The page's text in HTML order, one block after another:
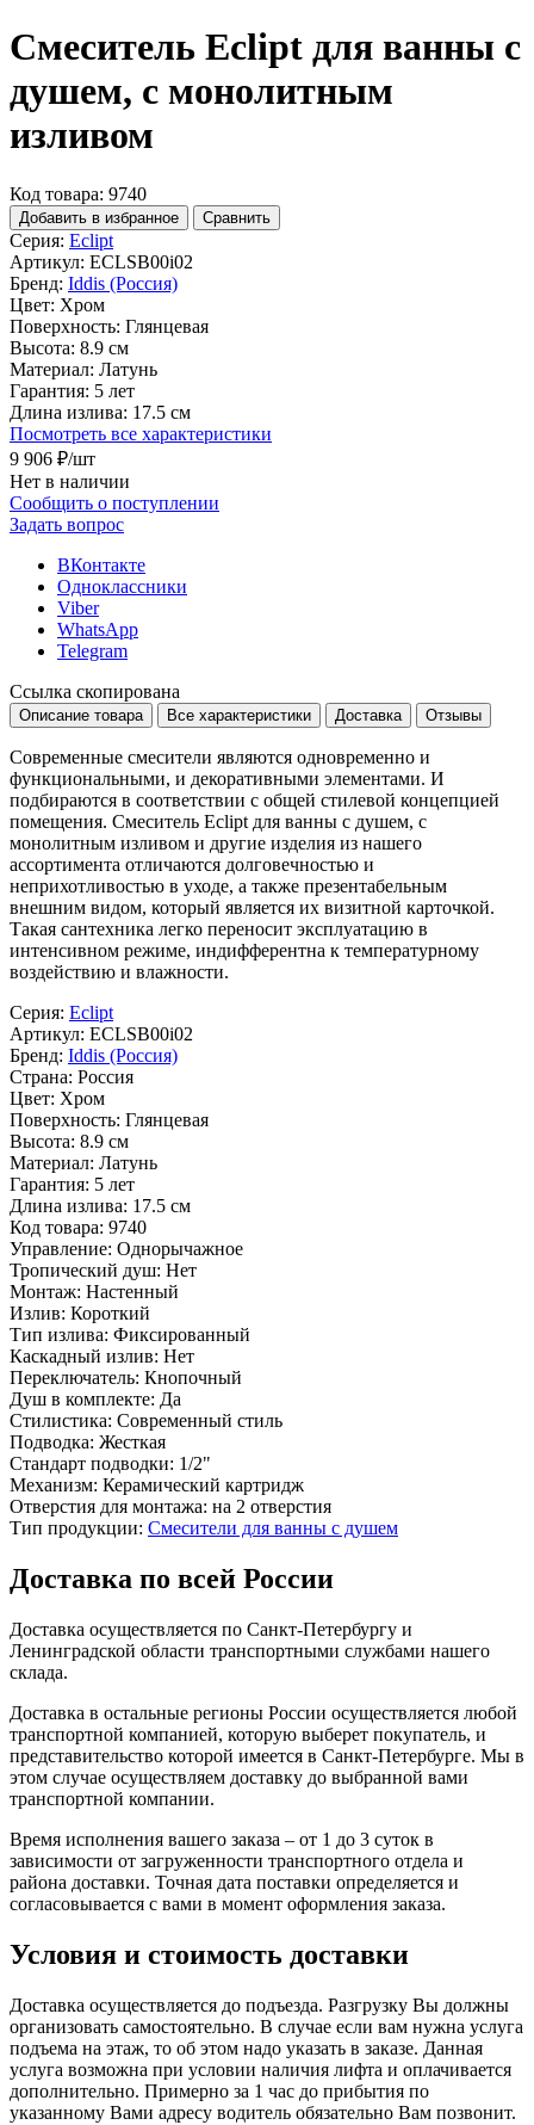
Смеситель Eclipt для ванны с
душем, с монолитным
изливом
Код товара: 9740
Добавить в избранное Сравнить
Серия: Eclipt
Артикул: ECLSB00i02
Бренд: Iddis (Россия)
Цвет: Хром
Поверхность: Глянцевая
Высота: 8.9 см
Материал: Латунь
Гарантия: 5 лет
Длина излива: 17.5 см
Посмотреть все характеристики
9 906 ₽/шт
Нет в наличии
Сообщить о поступлении
Задать вопрос
ВКонтакте
Одноклассники
Viber
WhatsApp
Telegram
Ссылка скопирована
Описание товара Все характеристики Доставка Отзывы
Современные смесители являются одновременно и
функциональными, и декоративными элементами. И
подбираются в соответствии с общей стилевой концепцией
помещения. Смеситель Eclipt для ванны с душем, с
монолитным изливом и другие изделия из нашего
ассортимента отличаются долговечностью и
неприхотливостью в уходе, а также презентабельным
внешним видом, который является их визитной карточкой.
Такая сантехника легко переносит эксплуатацию в
интенсивном режиме, индифферентна к температурному
воздействию и влажности.
Серия: Eclipt
Артикул: ECLSB00i02
Бренд: Iddis (Россия)
Страна: Россия
Цвет: Хром
Поверхность: Глянцевая
Высота: 8.9 см
Материал: Латунь
Гарантия: 5 лет
Длина излива: 17.5 см
Код товара: 9740
Управление: Однорычажное
Тропический душ: Нет
Монтаж: Настенный
Излив: Короткий
Тип излива: Фиксированный
Каскадный излив: Нет
Переключатель: Кнопочный
Душ в комплекте: Да
Стилистика: Современный стиль
Подводка: Жесткая
Стандарт подводки: 1/2"
Механизм: Керамический картридж
Отверстия для монтажа: на 2 отверстия
Тип продукции: Смесители для ванны с душем
Доставка по всей России
Доставка осуществляется по Санкт-Петербургу и
Ленинградской области транспортными службами нашего
склада.
Доставка в остальные регионы России осуществляется любой
транспортной компанией, которую выберет покупатель, и
представительство которой имеется в Санкт-Петербурге. Мы в
этом случае осуществляем доставку до выбранной вами
транспортной компании.
Время исполнения вашего заказа – от 1 до 3 суток в
зависимости от загруженности транспортного отдела и
района доставки. Точная дата поставки определяется и
согласовывается с вами в момент оформления заказа.
Условия и стоимость доставки
Доставка осуществляется до подъезда. Разгрузку Вы должны
организовать самостоятельно. В случае если вам нужна услуга
подъема на этаж, то об этом надо указать в заказе. Данная
услуга возможна при условии наличия лифта и оплачивается
дополнительно. Примерно за 1 час до прибытия по
указанному Вами адресу водитель обязательно Вам позвонит.